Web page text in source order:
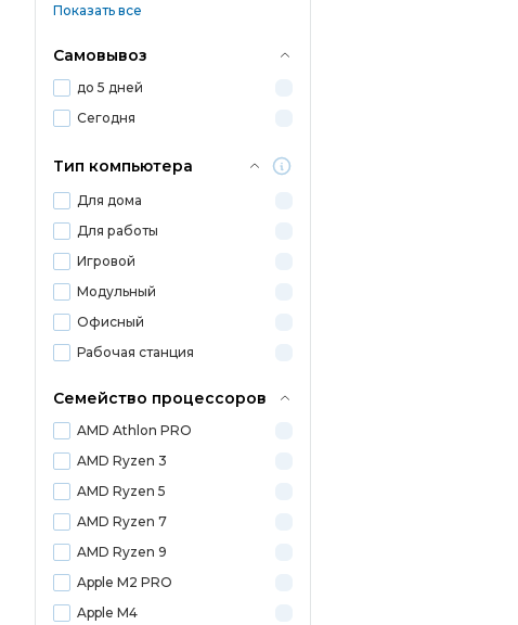
Показать все
Самовывоз
до 5 дней
Сегодня
Тип компьютера
Для дома
Для работы
Игровой
Модульный
Офисный
Рабочая станция
Семейство процессоров
AMD Athlon PRO
AMD Ryzen 3
AMD Ryzen 5
AMD Ryzen 7
AMD Ryzen 9
Apple M2 PRO
Apple M4